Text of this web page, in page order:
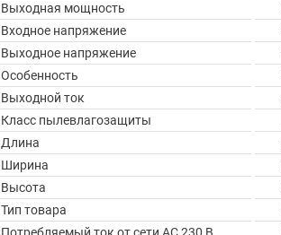
Выходная мощность
Входное напряжение
Выходное напряжение
Особенность
Выходной ток
Класс пылевлагозащиты
Длина
Ширина
Высота
Тип товара